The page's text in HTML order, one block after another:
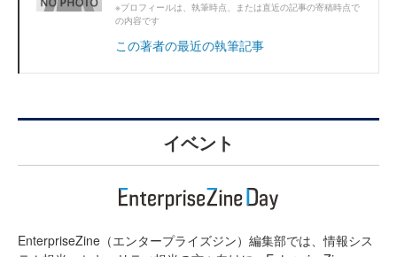
※プロフィールは、執筆時点、または直近の記事の寄稿時点で
の内容です
この著者の最近の執筆記事
イベント
EnterpriseZine（エンタープライズジン）編集部では、情報シス